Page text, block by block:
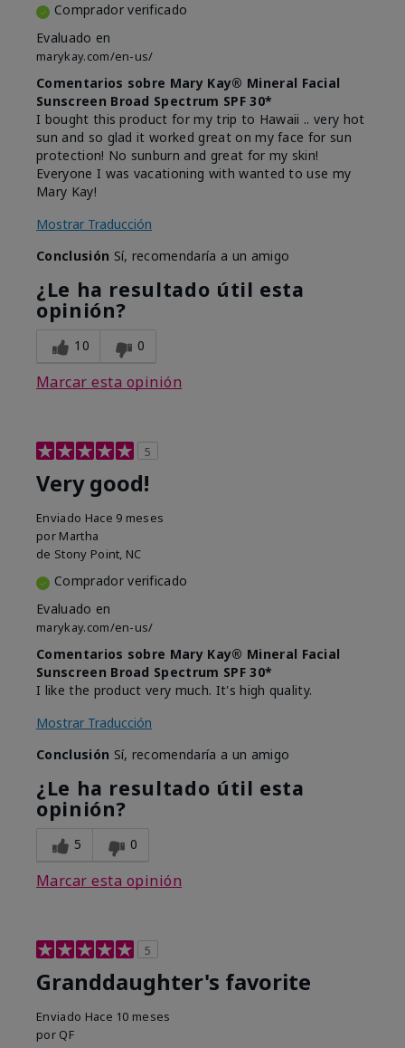
Comprador verificado
Evaluado en
marykay.com/en-us/
Comentarios sobre Mary Kay® Mineral Facial
Sunscreen Broad Spectrum SPF 30*
I bought this product for my trip to Hawaii .. very hot
sun and so glad it worked great on my face for sun
protection! No sunburn and great for my skin!
Everyone I was vacationing with wanted to use my
Mary Kay!
Mostrar Traducción
Conclusión Sí, recomendaría a un amigo
¿Le ha resultado útil esta
opinión?
10 0
Marcar esta opinión
5
Very good!
Enviado Hace 9 meses
por Martha
de Stony Point, NC
Comprador verificado
Evaluado en
marykay.com/en-us/
Comentarios sobre Mary Kay® Mineral Facial
Sunscreen Broad Spectrum SPF 30*
I like the product very much. It's high quality.
Mostrar Traducción
Conclusión Sí, recomendaría a un amigo
¿Le ha resultado útil esta
opinión?
5 0
Marcar esta opinión
5
Granddaughter's favorite
Enviado Hace 10 meses
por QF